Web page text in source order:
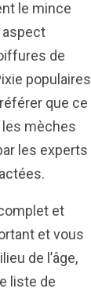
le mince
aspect
de
populaires
que ce
les mèches
les experts
et
et vous
de l’âge,
liste de